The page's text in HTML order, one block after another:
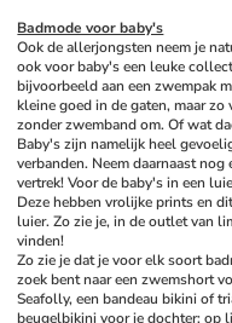
Badmode voor baby's
Ook de allerjongsten neem je
ook voor baby's een leuke
bijvoorbeeld aan een zwempak
kleine goed in de gaten, maar
zonder zwemband om. Of wat
Baby's zijn namelijk heel
verbanden. Neem daarnaast
vertrek! Voor de baby's in een
Deze hebben vrolijke prints en
luier. Zo zie je, in de outlet van
vinden!
Zo zie je dat je voor elk soort
zoek bent naar een zwemshort
Seafolly, een bandeau bikini of
beugelbikini voor je dochter; op